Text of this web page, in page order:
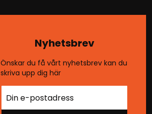
Nyhetsbrev
Önskar du få vårt nyhetsbrev kan du
skriva upp dig här